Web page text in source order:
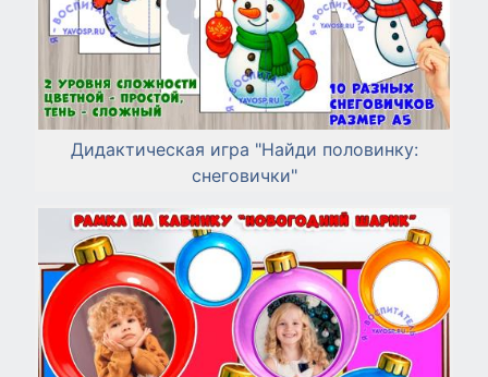
Дидактическая игра "Найди половинку:
снеговички"